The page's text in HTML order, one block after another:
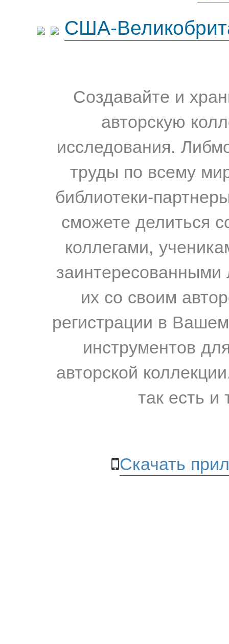
США-
Создавайте и
авторскую
исследования.
труды по всему
библиотеки-
сможете делиться
коллегами,
их со своим
регистрации в
инструментов
авторской
так есть и
Скачать